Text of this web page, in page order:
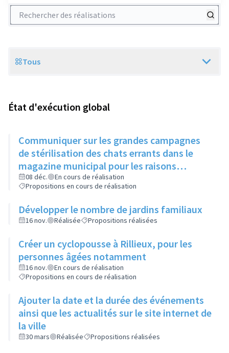
Rechercher des réalisations
Scope
Tous
État d'exécution global
Communiquer sur les grandes campagnes
de stérilisation des chats errants dans le
magazine municipal pour les raisons
suivantes:
08 déc.
En cours de réalisation
Propositions en cours de réalisation
Développer le nombre de jardins familiaux
16 nov. Réalisée Propositions réalisées
Créer un cyclopousse à Rillieux, pour les
personnes âgées notamment
16 nov.
En cours de réalisation
Propositions en cours de réalisation
Ajouter la date et la durée des événements
ainsi que les actualités sur le site internet de
la ville
30 mars Réalisée Propositions réalisées